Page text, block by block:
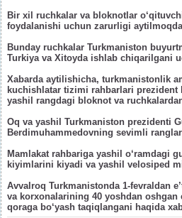
Bir xil ruchkalar va bloknotlar
foydalanishi uchun zarurligi
Bunday ruchkalar Turkmaniston
Turkiya va Xitoyda ishlab chiqarilgani
Xabarda aytilishicha, turkmanistonlik
kuchishlatar tizimi rahbarlari prezident
yashil rangdagi bloknot va
Oq va yashil Turkmaniston prezidenti
Berdimuhammedovning sevimli
Mamlakat rahbariga yashil o‘ramdagi
kiyimlarini kiyadi va yashil velosiped
Avvalroq Turkmanistonda 1-fevraldan
va korxonalarining 40 yoshdan
qoraga bo‘yash taqiqlangani haqida